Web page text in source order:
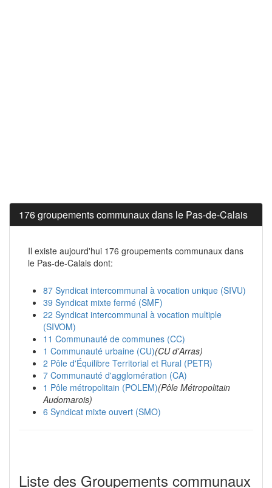
176 groupements communaux dans le Pas-de-Calais
Il existe aujourd'hui 176 groupements communaux dans
le Pas-de-Calais dont:
87 Syndicat intercommunal à vocation unique (SIVU)
39 Syndicat mixte fermé (SMF)
22 Syndicat intercommunal à vocation multiple
(SIVOM)
11 Communauté de communes (CC)
1 Communauté urbaine (CU)(CU d'Arras)
2 Pôle d'Équilibre Territorial et Rural (PETR)
7 Communauté d'agglomération (CA)
1 Pôle métropolitain (POLEM)(Pôle Métropolitain
Audomarois)
6 Syndicat mixte ouvert (SMO)
Liste des Groupements communaux